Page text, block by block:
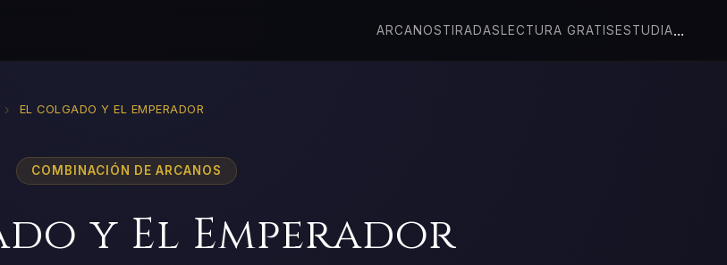
ARCANOSTIRADAS LECTURA GRATIS ESTUDIA...
› EL COLGADO Y EL EMPERADOR
COMBINACIÓN DE ARCANOS
y El Emperador